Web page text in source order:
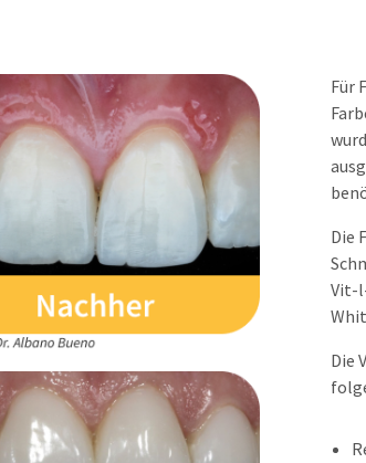
Für
Die
Vit-
Die